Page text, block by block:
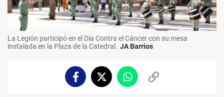
La Legión participó en el Día Contra el Cáncer con su mesa
instalada en la Plaza de la Catedral. JA Barrios
FacebookTwitterWhatsappCopiar